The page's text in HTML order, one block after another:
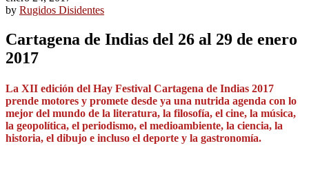
by Rugidos Disidentes
Cartagena de Indias del 26 al 29 de enero
2017
La XII edición del Hay Festival Cartagena de Indias 2017
prende motores y promete desde ya una nutrida agenda con lo
mejor del mundo de la literatura, la filosofía, el cine, la música,
la geopolítica, el periodismo, el medioambiente, la ciencia, la
historia, el dibujo e incluso el deporte y la gastronomía.